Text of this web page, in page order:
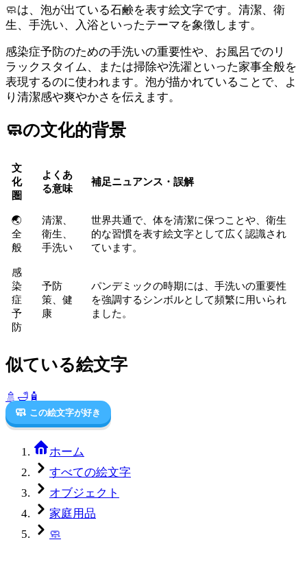
🧼は、泡が出ている石鹸を表す絵文字です。清潔、衛
生、手洗い、入浴といったテーマを象徴します。
感染症予防のための手洗いの重要性や、お風呂でのリ
ラックスタイム、または掃除や洗濯といった家事全般を
表現するのに使われます。泡が描かれていることで、よ
り清潔感や爽やかさを伝えます。
🧼の文化的背景
文
化
圏
よくあ
る意味
補足ニュアンス・誤解
🌏
全
般
清潔、
衛生、
手洗い
世界共通で、体を清潔に保つことや、衛生
的な習慣を表す絵文字として広く認識され
ています。
感
染
症
予
防
予防
策、健
康
パンデミックの時期には、手洗いの重要性
を強調するシンボルとして頻繁に用いられ
ました。
似ている絵文字
🚿 🛁 🧴
🧼 この絵文字が好き
ホーム
すべての絵文字
オブジェクト
家庭用品
🧼